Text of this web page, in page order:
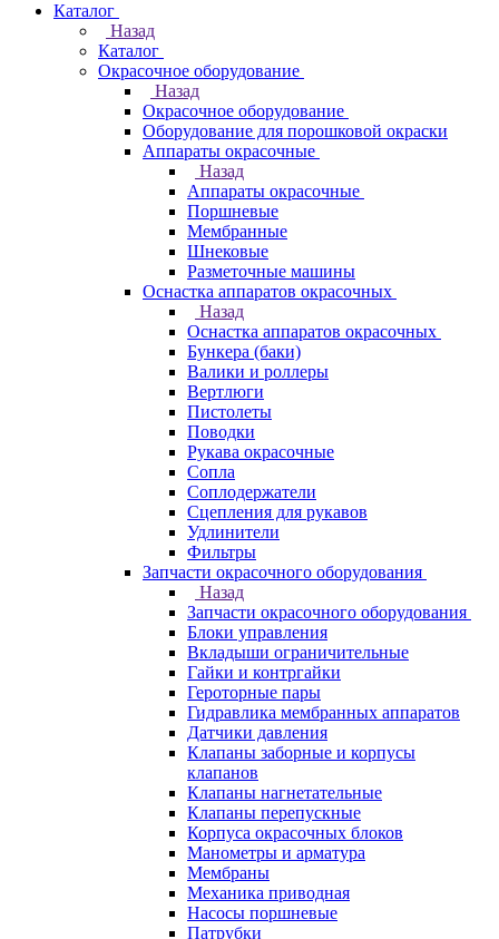
Каталог
Назад
Каталог
Окрасочное оборудование
Назад
Окрасочное оборудование
Оборудование для порошковой окраски
Аппараты окрасочные
Назад
Аппараты окрасочные
Поршневые
Мембранные
Шнековые
Разметочные машины
Оснастка аппаратов окрасочных
Назад
Оснастка аппаратов окрасочных
Бункера (баки)
Валики и роллеры
Вертлюги
Пистолеты
Поводки
Рукава окрасочные
Сопла
Соплодержатели
Сцепления для рукавов
Удлинители
Фильтры
Запчасти окрасочного оборудования
Назад
Запчасти окрасочного оборудования
Блоки управления
Вкладыши ограничительные
Гайки и контргайки
Героторные пары
Гидравлика мембранных аппаратов
Датчики давления
Клапаны заборные и корпусы
клапанов
Клапаны нагнетательные
Клапаны перепускные
Корпуса окрасочных блоков
Манометры и арматура
Мембраны
Механика приводная
Насосы поршневые
Патрубки